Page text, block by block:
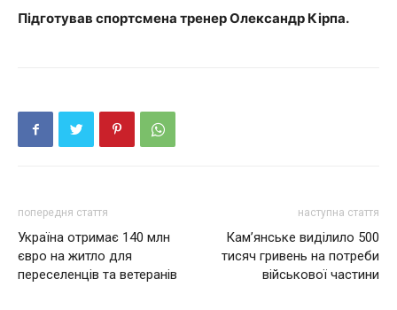
Підготував спортсмена тренер Олександр Кірпа.
попередня стаття
Україна отримає 140 млн
євро на житло для
переселенців та ветеранів
наступна стаття
Кам’янське виділило 500
тисяч гривень на потреби
військової частини